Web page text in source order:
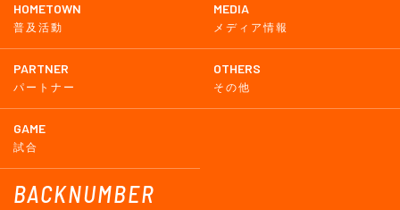
HOMETOWN
普及活動
MEDIA
メディア情報
PARTNER
パートナー
OTHERS
その他
GAME
試合
BACKNUMBER